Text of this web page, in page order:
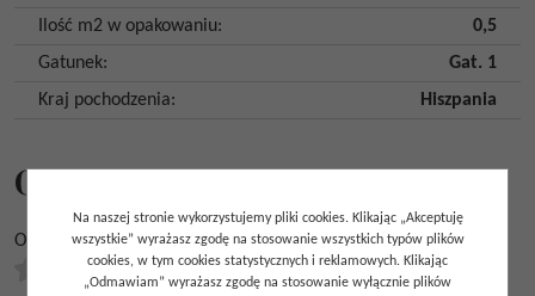
Ilość m2 w opakowaniu:
0,5
Gatunek:
Gat. 1
Kraj pochodzenia: Hiszpania
Opinie
Ocena
*
0.00
( głosów)
Na naszej stronie wykorzystujemy pliki cookies. Klikając „Akceptuję
wszystkie” wyrażasz zgodę na stosowanie wszystkich typów plików
cookies, w tym cookies statystycznych i reklamowych. Klikając
„Odmawiam” wyrażasz zgodę na stosowanie wyłącznie plików